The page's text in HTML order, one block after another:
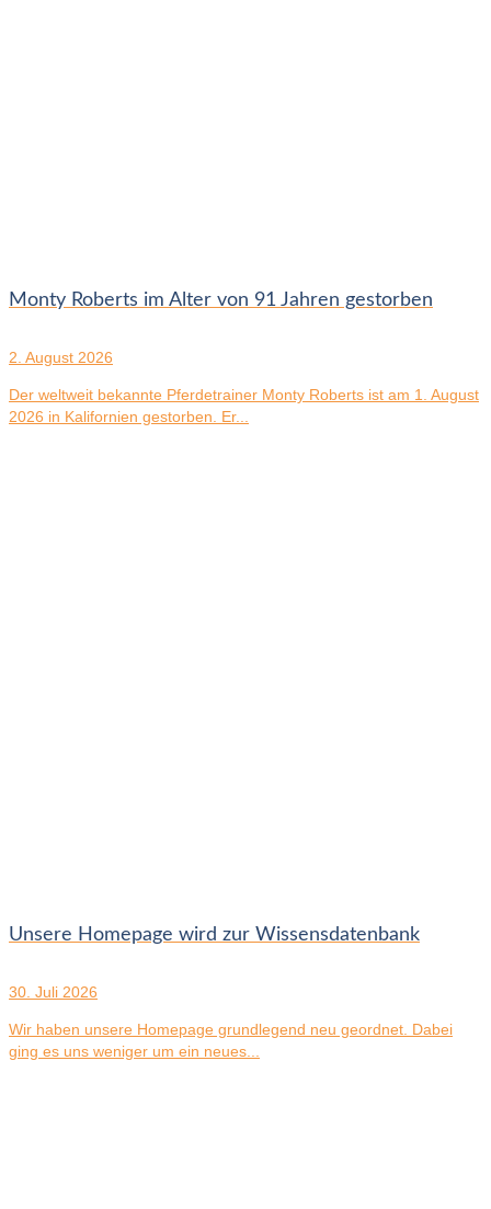
Monty Roberts im Alter von 91 Jahren gestorben
2. August 2026
Der weltweit bekannte Pferdetrainer Monty Roberts ist am 1. August
2026 in Kalifornien gestorben. Er...
Unsere Homepage wird zur Wissensdatenbank
30. Juli 2026
Wir haben unsere Homepage grundlegend neu geordnet. Dabei
ging es uns weniger um ein neues...